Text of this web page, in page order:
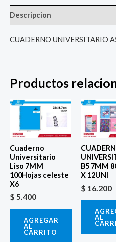
Descripcion
CUADERNO UNIVERSITARIO
Productos
Cuaderno
Universitario
Liso 7MM
100Hojas celeste
X6
$ 5.400
AGREGAR
AL
CARRITO
B5 7MM
X 12UNI
$ 16.200
AL